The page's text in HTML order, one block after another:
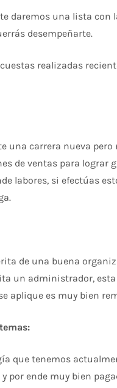
daremos una lista con
desempeñarte.
realizadas
una carrera nueva
de ventas para lograr
labores, si efectúas
de una buena
un administrador,
aplique es muy bien
que tenemos
por ende muy bien